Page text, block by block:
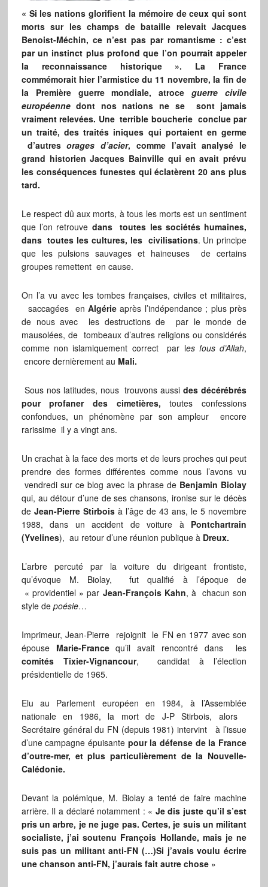
« Si les nations glorifient la mémoire de ceux qui sont
morts sur les champs de bataille relevait Jacques
Benoist-Méchin, ce n’est pas par romantisme : c’est
par un instinct plus profond que l’on pourrait appeler
la reconnaissance historique ». La France
commémorait hier l’armistice du 11 novembre, la fin de
la Première guerre mondiale, atroceguerre civile
européennedont nos nations ne se sont jamais
vraiment relevées. Une terrible boucherie conclue par
un traité, des traités iniques qui portaient en germe
d’autresorages d’acier, comme l’avait analysé le
grand historien Jacques Bainville qui en avait prévu
les conséquences funestes qui éclatèrent 20 ans plus
tard.
Le respect dû aux morts, à tous les morts est un sentiment
que l’on retrouve dans toutes les sociétés humaines,
dans toutes les cultures, les civilisations. Un principe
que les pulsions sauvages et haineuses de certains
groupes remettent en cause.
On l’a vu avec les tombes françaises, civiles et militaires,
saccagées en Algérie après l’indépendance ; plus près
de nous avec les destructions de par le monde de
mausolées, de tombeaux d’autres religions ou considérés
comme non islamiquement correct par les fous d’Allah,
encore dernièrement au Mali.
Sous nos latitudes, nous trouvons aussides décérébrés
pour profaner des cimetières, toutes confessions
confondues, un phénomène par son ampleur encore
rarissime il y a vingt ans.
Un crachat à la face des morts et de leurs proches qui peut
prendre des formes différentes comme nous l’avons vu
vendredi sur ce blog avec la phrase de Benjamin Biolay
qui, au détour d’une de ses chansons, ironise sur le décès
de Jean-Pierre Stirboisà l’âge de 43 ans, le 5 novembre
1988, dans un accident de voiture à Pontchartrain
(Yvelines), au retour d’une réunion publique à Dreux.
L’arbre percuté par la voiture du dirigeant frontiste,
qu’évoque M. Biolay, fut qualifié à l’époque de
« providentiel » par Jean-François Kahn, à chacun son
style de poésie…
Imprimeur, Jean-Pierre rejoignit le FN en 1977 avec son
épouse Marie-Francequ’il avait rencontré dans les
comités Tixier-Vignancour, candidat à l’élection
présidentielle de 1965.
Elu au Parlement européen en 1984, à l’Assemblée
nationale en 1986, la mort de J-P Stirbois, alors
Secrétaire général du FN (depuis 1981) intervint à l’issue
d’une campagne épuisante pour la défense de la France
d’outre-mer, et plus particulièrement de la Nouvelle-
Calédonie.
Devant la polémique, M. Biolay a tenté de faire machine
arrière. Il a déclaré notamment : « Je dis juste qu’il s’est
pris un arbre, je ne juge pas. Certes, je suis un militant
socialiste, j’ai soutenu François Hollande, mais je ne
suis pas un militant anti-FN (…)Si j’avais voulu écrire
une chanson anti-FN, j’aurais fait autre chose »